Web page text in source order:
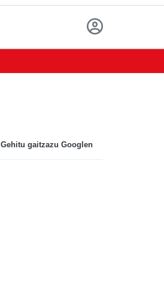
Gehitu gaitzazu Googlen